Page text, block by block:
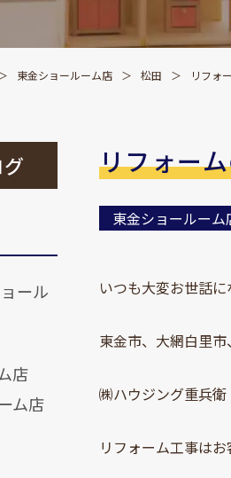
東金ショールーム店 松田 リフォ
リフォー
東金ショールーム
いつも大変お世話に
東金市、大網白里
㈱ハウジング重兵
リフォーム工事は
ール
店
ム店